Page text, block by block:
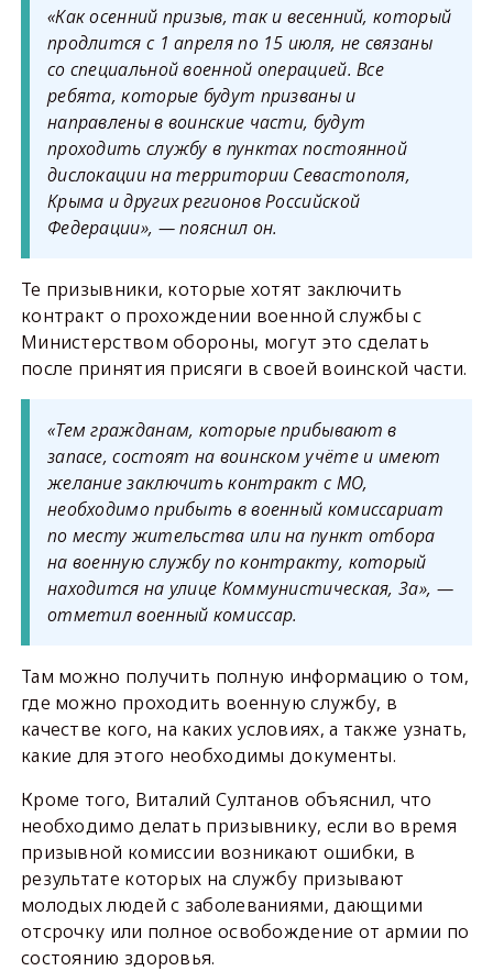
«Как осенний призыв, так и весенний, который
продлится с 1 апреля по 15 июля, не связаны
со специальной военной операцией. Все
ребята, которые будут призваны и
направлены в воинские части, будут
проходить службу в пунктах постоянной
дислокации на территории Севастополя,
Крыма и других регионов Российской
Федерации», — пояснил он.
Те призывники, которые хотят заключить
контракт о прохождении военной службы с
Министерством обороны, могут это сделать
после принятия присяги в своей воинской части.
«Тем гражданам, которые прибывают в
запасе, состоят на воинском учёте и имеют
желание заключить контракт с МО,
необходимо прибыть в военный комиссариат
по месту жительства или на пункт отбора
на военную службу по контракту, который
находится на улице Коммунистическая, 3а», —
отметил военный комиссар.
Там можно получить полную информацию о том,
где можно проходить военную службу, в
качестве кого, на каких условиях, а также узнать,
какие для этого необходимы документы.
Кроме того, Виталий Султанов объяснил, что
необходимо делать призывнику, если во время
призывной комиссии возникают ошибки, в
результате которых на службу призывают
молодых людей с заболеваниями, дающими
отсрочку или полное освобождение от армии по
состоянию здоровья.